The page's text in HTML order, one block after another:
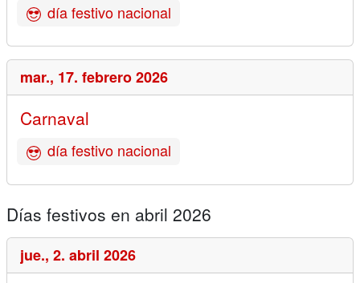
día festivo nacional
mar., 17. febrero 2026
Carnaval
día festivo nacional
Días festivos en abril 2026
jue., 2. abril 2026